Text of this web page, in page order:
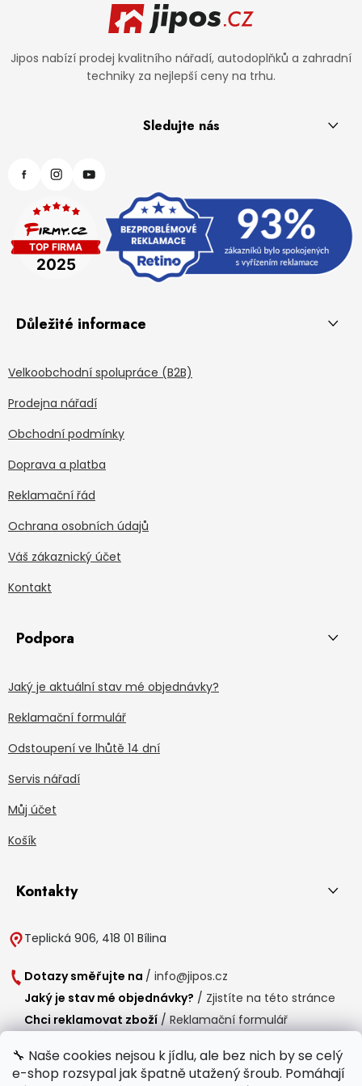
🔧 Naše cookies nejsou k jídlu, ale bez nich by se celý
e-shop rozsypal jak špatně utažený šroub. Pomáhají
Jipos nabízí prodej kvalitního nářadí, autodoplňků a zahradní
techniky za nejlepší ceny na trhu.
Sledujte nás
Důležité informace
Velkoobchodní spolupráce (B2B)
Prodejna nářadí
Obchodní podmínky
Doprava a platba
Reklamační řád
Ochrana osobních údajů
Váš zákaznický účet
Kontakt
Podpora
Jaký je aktuální stav mé objednávky?
Reklamační formulář
Odstoupení ve lhůtě 14 dní
Servis nářadí
Můj účet
Košík
Kontakty
Teplická 906, 418 01 Bílina
Dotazy směřujte na / info@jipos.cz
Jaký je stav mé objednávky? / Zjistíte na této stránce
Chci reklamovat zboží / Reklamační formulář
Provozní doba